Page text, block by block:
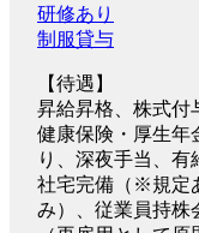
研修あり
制服貸与
【待遇】
昇給昇格、株式付
健康保険・厚生年
り、深夜手当、有
社宅完備（※規定
み）、従業員持株